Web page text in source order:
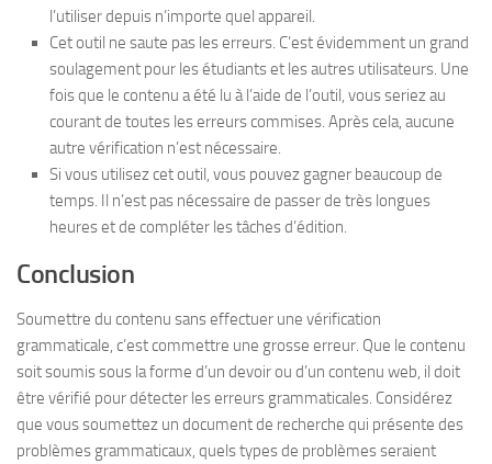
l’utiliser depuis n’importe quel appareil.
Cet outil ne saute pas les erreurs. C’est évidemment un grand
soulagement pour les étudiants et les autres utilisateurs. Une
fois que le contenu a été lu à l’aide de l’outil, vous seriez au
courant de toutes les erreurs commises. Après cela, aucune
autre vérification n’est nécessaire.
Si vous utilisez cet outil, vous pouvez gagner beaucoup de
temps. Il n’est pas nécessaire de passer de très longues
heures et de compléter les tâches d’édition.
Conclusion
Soumettre du contenu sans effectuer une vérification
grammaticale, c’est commettre une grosse erreur. Que le contenu
soit soumis sous la forme d’un devoir ou d’un contenu web, il doit
être vérifié pour détecter les erreurs grammaticales. Considérez
que vous soumettez un document de recherche qui présente des
problèmes grammaticaux, quels types de problèmes seraient